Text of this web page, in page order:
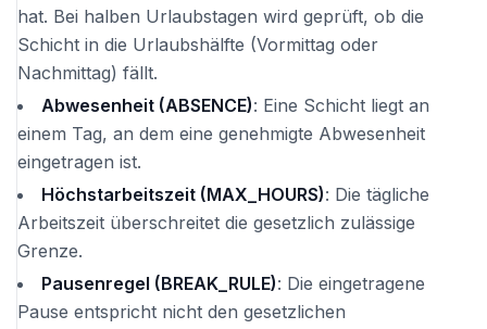
hat. Bei halben Urlaubstagen wird geprüft, ob die
Schicht in die Urlaubshälfte (Vormittag oder
Nachmittag) fällt.
Abwesenheit (ABSENCE): Eine Schicht liegt an
einem Tag, an dem eine genehmigte Abwesenheit
eingetragen ist.
Höchstarbeitszeit (MAX_HOURS): Die tägliche
Arbeitszeit überschreitet die gesetzlich zulässige
Grenze.
Pausenregel (BREAK_RULE): Die eingetragene
Pause entspricht nicht den gesetzlichen